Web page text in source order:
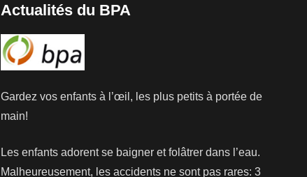
Actualités du BPA
Gardez vos enfants à l’œil, les plus petits à portée de
main!
Les enfants adorent se baigner et folâtrer dans l’eau.
Malheureusement, les accidents ne sont pas rares: 3